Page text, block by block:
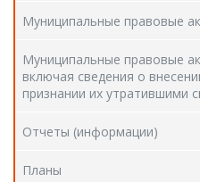
Муниципальные правовые
Муниципальные правовые
включая сведения о
признании их утратившими
Отчеты (информации)
Планы